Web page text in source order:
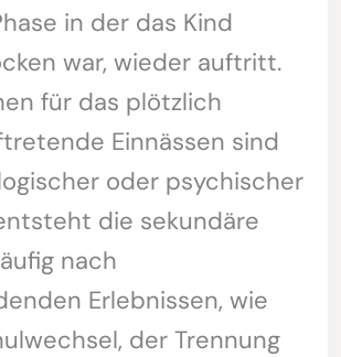
in der das Kind
war, wieder auftritt.
für das plötzlich
Einnässen sind
oder psychischer
die sekundäre
nach
Erlebnissen, wie
der Trennung